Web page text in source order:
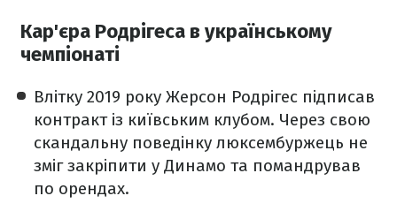
Кар'єра Родрігеса в українському
чемпіонаті
Влітку 2019 року Жерсон Родрігес підписав
контракт із київським клубом. Через свою
скандальну поведінку люксембуржець не
зміг закріпити у Динамо та помандрував
по орендах.